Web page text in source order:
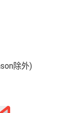
除外)